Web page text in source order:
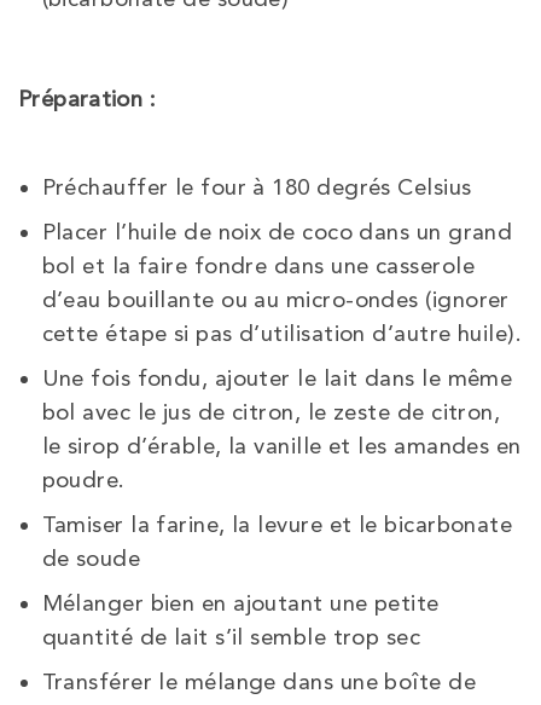
Préparation :
Préchauffer le four à 180 degrés Celsius
Placer l’huile de noix de coco dans un grand
bol et la faire fondre dans une casserole
d’eau bouillante ou au micro-ondes (ignorer
cette étape si pas d’utilisation d’autre huile).
Une fois fondu, ajouter le lait dans le même
bol avec le jus de citron, le zeste de citron,
le sirop d’érable, la vanille et les amandes en
poudre.
Tamiser la farine, la levure et le bicarbonate
de soude
Mélanger bien en ajoutant une petite
quantité de lait s’il semble trop sec
Transférer le mélange dans une boîte de